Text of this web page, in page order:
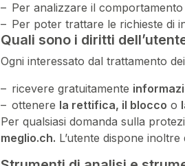
Per analizzare il
Per poter trattare le richieste di
Quali sono i diritti
Ogni interessato dal trattamento
ricevere gratuitamente
ottenere la rettifica, il blocco o
Per qualsiasi domanda sulla
meglio.ch. L’utente dispone